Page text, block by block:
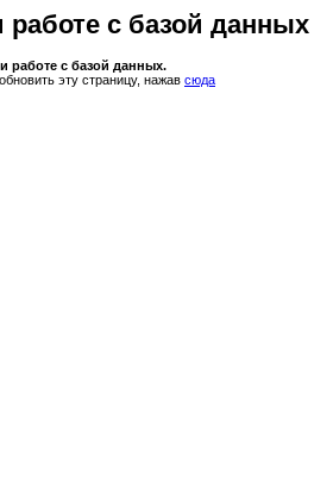
с базой данных
работе с базой данных.
эту страницу, нажав сюда